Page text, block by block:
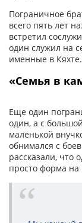
Пограничное
всего пять лет
встретил
один служил на
именные в
«Семья в
Еще один
один, а с
маленькой
обнимался с
рассказали, что
просто форма на